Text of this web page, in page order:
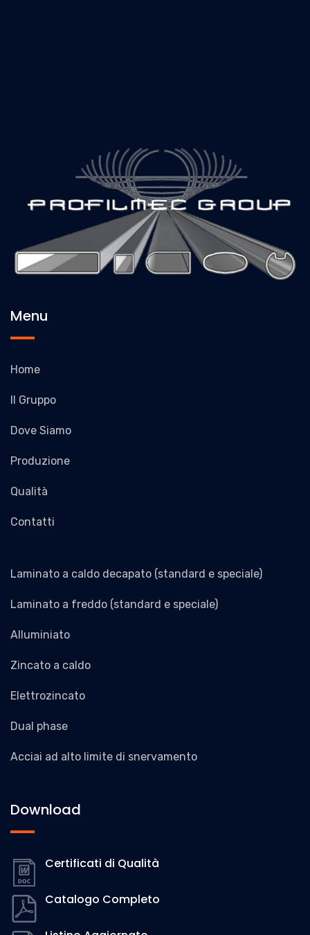
Menu
Home
Il Gruppo
Dove Siamo
Produzione
Qualità
Contatti
Laminato a caldo decapato (standard e speciale)
Laminato a freddo (standard e speciale)
Alluminiato
Zincato a caldo
Elettrozincato
Dual phase
Acciai ad alto limite di snervamento
Download
Certificati di Qualità
Catalogo Completo